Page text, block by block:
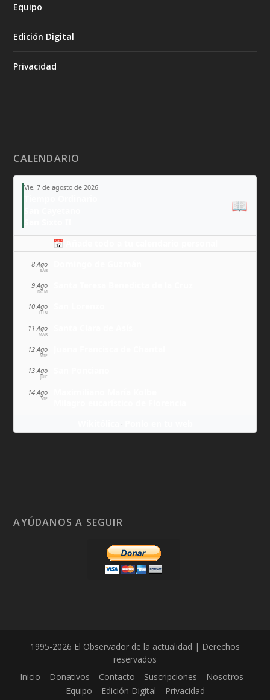
Equipo
Edición Digital
Privacidad
CALENDARIO
Vie, 7 de agosto de 2026
📖
📅 Añade todo a tu calendario personal
8 Ago
SÁB
9 Ago
DOM
10 Ago
LUN
11 Ago
MAR
12 Ago
MIÉ
13 Ago
JUE
14 Ago
VIE
·
AYÚDANOS A SEGUIR
1995-2026 El Observador de la actualidad | Derechos
reservados
Inicio
Donativos Contacto Suscripciones
Nosotros
Equipo
Edición Digital Privacidad